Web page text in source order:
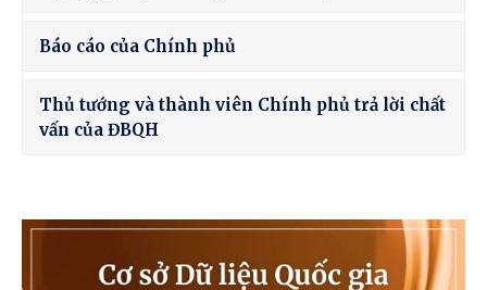
Báo cáo của Chính phủ
Thủ tướng và thành viên Chính phủ trả lời chất
vấn của ĐBQH